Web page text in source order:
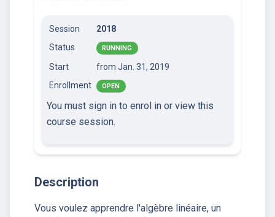
Session
2018
Status
RUNNING
Start
from Jan. 31, 2019
Enrollment
OPEN
You must sign in to enrol in or view this
course session.
Description
Vous voulez apprendre l'algèbre linéaire, un